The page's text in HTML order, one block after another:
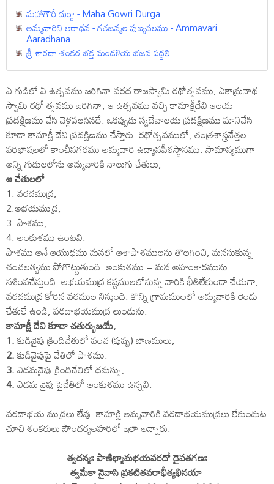
మహాగౌరీ దుర్గా - Maha Gowri Durga
అమ్మవారిని ఆరాధన - గతజన్మల పుణ్యఫలము - Ammavari
Aaradhana
శ్రీ శారదా శంకర భక్త మండళియ భజన పద్ధతి..
ఏ గుడిలో ఏ ఉత్సవము జరిగినా వరద రాజస్వామి రథోత్సవము, ఏకామ్రనాథ
స్వామి రథో త్సవము జరిగినా, ఆ ఉత్సవము వచ్చి కామాక్షీదేవి ఆలయ
ప్రదక్షిణము చేసి వెళ్లవలసినదే. ఒకప్పుడు స్వదేవాలయ ప్రదక్షిణము మానివేసి
కూడా కామాక్షీ దేవి ప్రదక్షిణము చేస్తారు. రథోత్సవములో, తంత్రశాస్త్రవేత్తల
పరిభాషలలో కాంచీనగరము అమ్మవారి ఉద్యానపీఠస్థానము. సామాన్యముగా
అన్ని గుడులలోను అమ్మవారికి నాలుగు చేతులు,
ఆ చేతులలో
1. వరదముద్ర,
2.అభయముద్ర,
3. పాశము,
4. అంకుశము ఉంటవి.
పాశము అనే ఆయుధము మనలో ఆశాపాశములను తొలగించి, మనసుకున్న
చంచలత్వము పోగొట్టుతుంది. అంకుశము – మన అహంకారమును
నశింపచేస్తుంది. అభయముద్ర కష్టములలోనున్న వారికి భీతిలేకుండా చేయగా,
వరదముద్ర కోరిన వరముల నిస్తుంది. కొన్ని గ్రామములలో అమ్మవారికి రెండు
చేతులే ఉండి, వరదాభయముద్ర లుండును.
కామాక్షీ దేవి కూడా చతుర్భుజయే,
1.కుడివైపు క్రిందిచేతులో పంచ (పుష్ప) బాణములు,
2.కుడివైపుపై చేతిలో పాశము.
3.ఎడమవైపు క్రిందిచేతిలో ధనుస్సు,
4.ఎడమ వైపు పైచేతిలో అంకుశము ఉన్నవి.
వరదాభయ ముద్రలు లేవు. కామాక్షి అమ్మవారికి వరదాభయముద్రలు లేకుండుట
చూచి శంకరులు సౌందర్యలహరిలో ఇలా అన్నారు.
త్వదన్యః పాణిభ్యామభయవరదో దైవతగణః
త్వమేకా నైవాసి ప్రకటితవరాభీత్యభినయా